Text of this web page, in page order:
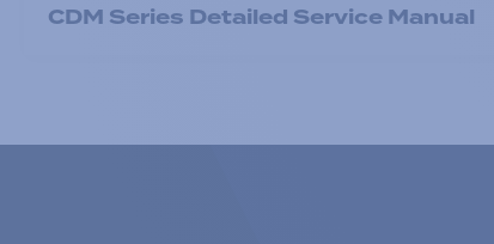
CDM Series Detailed Service Manual